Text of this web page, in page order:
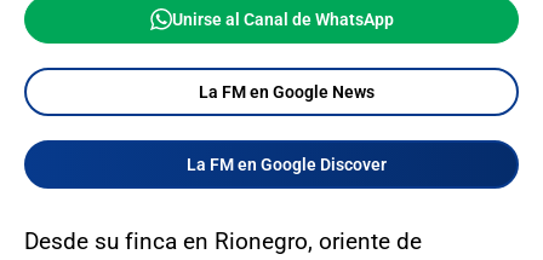
Unirse al Canal de WhatsApp
La FM en Google News
La FM en Google Discover
Desde su finca en Rionegro, oriente de